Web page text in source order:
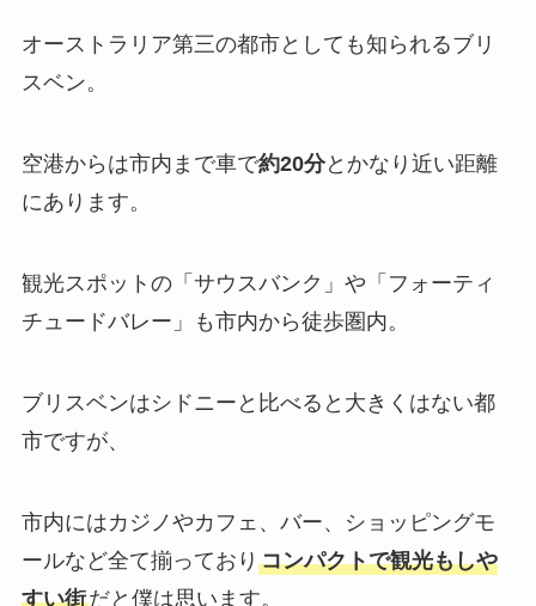
オーストラリア第三の都市としても知られるブリ
スベン。
空港からは市内まで車で約20分とかなり近い距離
にあります。
観光スポットの「サウスバンク」や「フォーティ
チュードバレー」も市内から徒歩圏内。
ブリスベンはシドニーと比べると大きくはない都
市ですが、
市内にはカジノやカフェ、バー、ショッピングモ
ールなど全て揃っており コンパクトで観光もしや
すい街だと僕は思います。